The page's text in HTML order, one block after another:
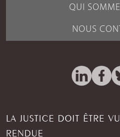
QUI
NOUS
LA JUSTICE DOIT ÊTRE
RENDUE